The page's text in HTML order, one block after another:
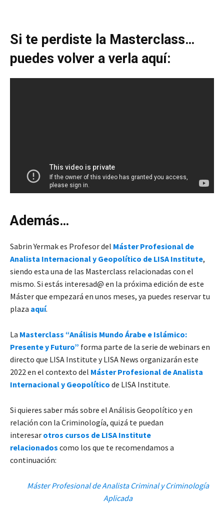
Si te perdiste la Masterclass…
puedes volver a verla aquí:
Además…
Sabrin Yermak es Profesor del Máster Profesional de
Analista Internacional y Geopolítico de LISA Institute,
siendo esta una de las Masterclass relacionadas con el
mismo. Si estás interesad@ en la próxima edición de este
Máster que empezará en unos meses, ya puedes reservar tu
plaza aquí.
La Masterclass “Análisis Mundo Árabe e Islámico:
Presente y Futuro” forma parte de la serie de webinars en
directo que LISA Institute y LISA News organizarán este
2022 en el contexto del Máster Profesional de Analista
Internacional y Geopolítico de LISA Institute.
Si quieres saber más sobre el Análisis Geopolítico y en
relación con la Criminología, quizá te puedan
interesar otros cursos de LISA Institute
relacionados como los que te recomendamos a
continuación:
Máster Profesional de Analista Criminal y Criminología
Aplicada